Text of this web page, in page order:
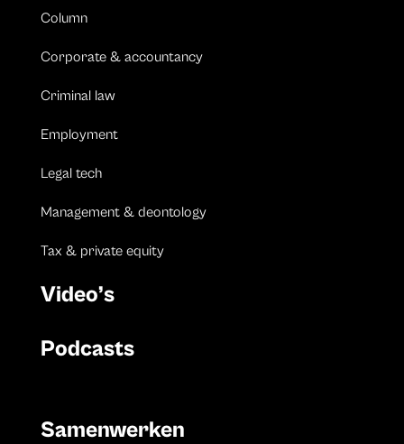
Column
Corporate & accountancy
Criminal law
Employment
Legal tech
Management & deontology
Tax & private equity
Video’s
Podcasts
Samenwerken